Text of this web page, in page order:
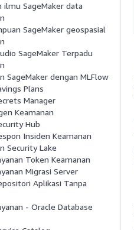
ilmu SageMaker data
SageMaker geospasial
SageMaker Terpadu
SageMaker dengan MLFlow
Plans
Manager
Keamanan
Hub
Insiden Keamanan
Security Lake
Token Keamanan
Migrasi Server
Aplikasi Tanpa
- Oracle Database